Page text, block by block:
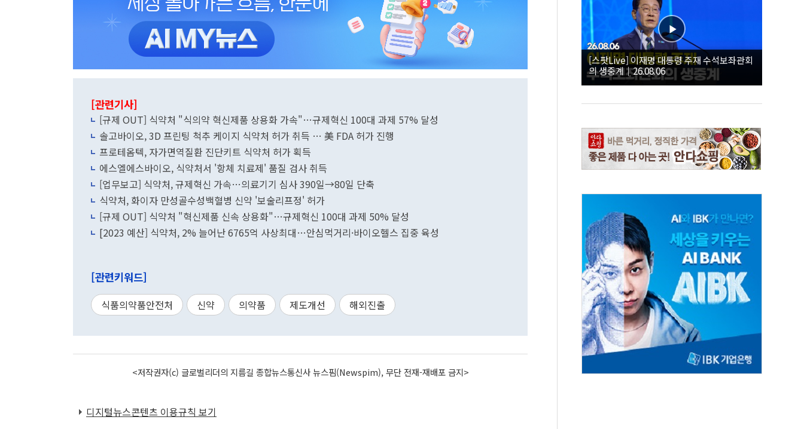
[관련기사]
[규제 OUT] 식약처 "식의약 혁신제품 상용화 가속"…규제혁신 100대 과제 57% 달성
솔고바이오, 3D 프린팅 척추 케이지 식약처 허가 취득 … 美 FDA 허가 진행
프로테옴텍, 자가면역질환 진단키트 식약처 허가 획득
에스엘에스바이오, 식약처서 '항체 치료제' 품질 검사 취득
[업무보고] 식약처, 규제혁신 가속…의료기기 심사 390일→80일 단축
식약처, 화이자 만성골수성백혈병 신약 '보술리프정' 허가
[규제 OUT] 식약처 "혁신제품 신속 상용화"…규제혁신 100대 과제 50% 달성
[2023 예산] 식약처, 2% 늘어난 6765억 사상최대…안심먹거리·바이오헬스 집중 육성
[관련키워드]
식품의약품안전처 신약 의약품 제도개선 해외진출
<저작권자(c) 글로벌리더의 지름길 종합뉴스통신사 뉴스핌(Newspim), 무단 전재-재배포 금지>
디지털뉴스콘텐츠 이용규칙 보기
[스팟Live] 이재명 대통령 주재 수석보좌관회
의 생중계｜26.08.06